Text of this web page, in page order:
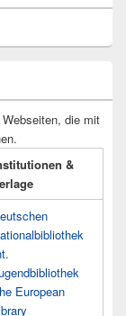
die mit
&
European